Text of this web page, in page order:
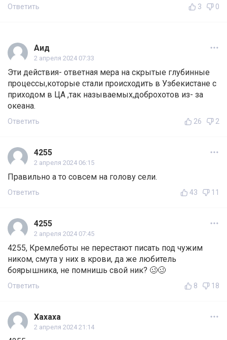
Ответить 3 0
Аид
2 апреля 2024 07:33
Эти действия- ответная мера на скрытые глубинные
процессы,которые стали происходить в Узбекистане с
приходом в ЦА ,так называемых,доброхотов из- за
океана.
Ответить 26 2
4255
2 апреля 2024 06:15
Правильно а то совсем на голову сели.
Ответить 43 11
4255
2 апреля 2024 07:45
4255, Кремлеботы не перестают писать под чужим
ником, смута у них в крови, да же любитель
боярышника, не помнишь свой ник? 🥴🥴
Ответить 8 18
Xaxaxa
2 апреля 2024 21:14